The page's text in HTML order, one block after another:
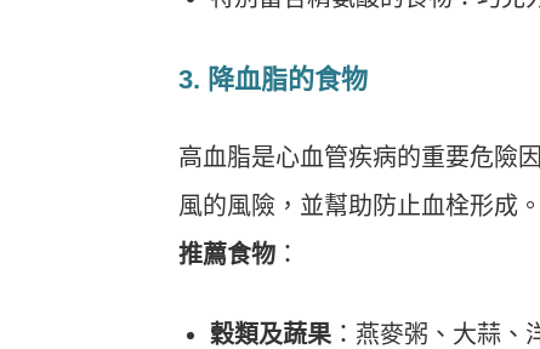
3. 降血脂的食物
高血脂是心血管疾病的重要危險
風的風險，並幫助防止血栓形成。
推薦食物 ：
穀類及蔬果 ：燕麥粥、大蒜、